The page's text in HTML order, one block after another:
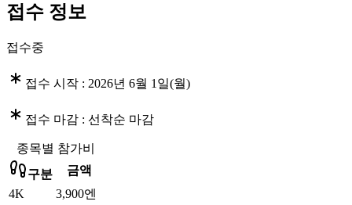
접수 정보
접수중
접수 시작 : 2026년 6월 1일(월)
접수 마감 : 선착순 마감
종목별 참가비
구분
금액
4K
3,900엔